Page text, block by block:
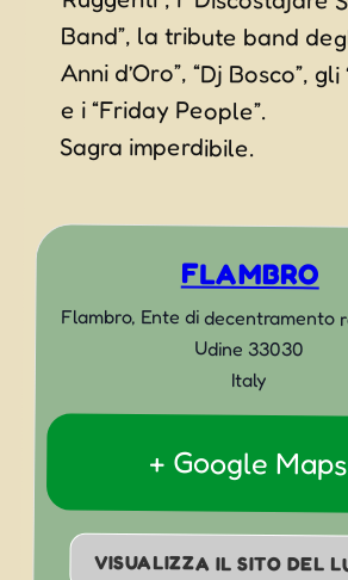
e i “Friday People”.
Sagra imperdibile.
FLAMBRO
Flambro, Ente di decentramento
Udine 33030
Italy
+ Google Maps
VISUALIZZA IL SITO DEL